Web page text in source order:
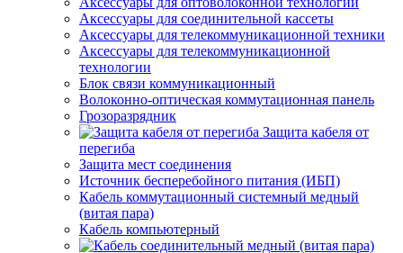
Аксессуары для соединительной кассеты
Аксессуары для телекоммуникационной техники
Аксессуары для телекоммуникационной
технологии
Блок связи коммуникационный
Волоконно-оптическая коммутационная панель
Грозоразрядник
Защита кабеля от
перегиба
Защита мест соединения
Источник бесперебойного питания (ИБП)
Кабель коммутационный системный медный
(витая пара)
Кабель компьютерный